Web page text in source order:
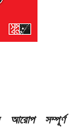
আরোপ সম্পূর্ণ